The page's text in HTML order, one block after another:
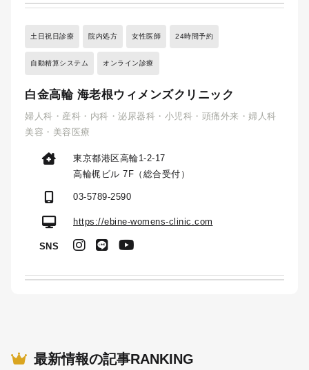
土日祝日診療 院内処方 女性医師 24時間予約
自動精算システム オンライン診療
白金高輪 海老根ウィメンズクリニック
婦人科・産科・内科・泌尿器科・小児科・頭痛外来・婦人科
美容・美容医療
東京都港区高輪1-2-17
高輪梶ビル 7F（総合受付）
03-5789-2590
https://ebine-womens-clinic.com
SNS
最新情報の記事RANKING